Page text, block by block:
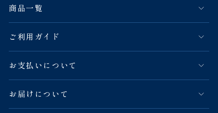
商品一覧
ご利用ガイド
お支払いについて
お届けについて